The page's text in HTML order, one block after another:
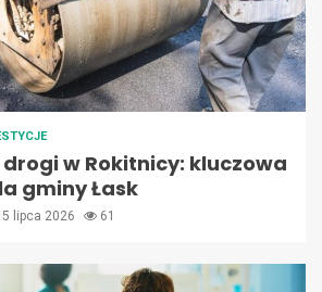
w Rokitnicy: kluczowa
gminy Łask
lipca 2026 61